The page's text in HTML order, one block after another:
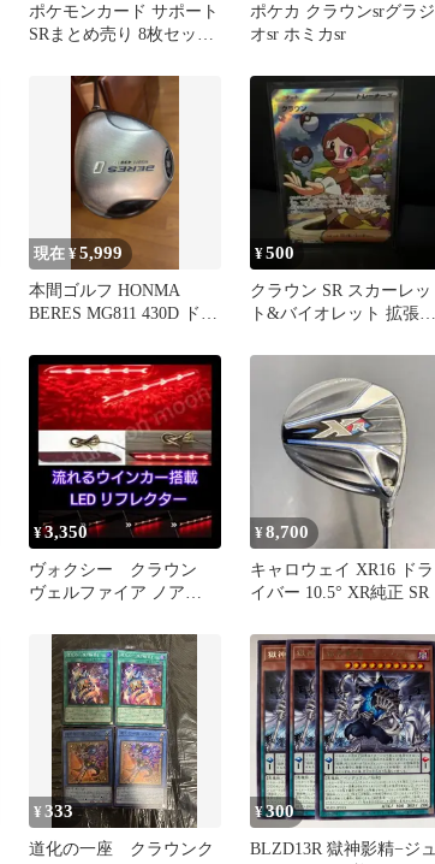
ポケモンカード サポート
SRまとめ売り 8枚セッ
ポケカ クラウンsrグラジ
オsr ホミカsr
現在 ¥5,999
本間ゴルフ HONMA
BERES MG811 430D ドラ
¥500
クラウン SR スカーレッ
ト&バイオレット 拡張パ
ラ …
¥3,350
ヴォクシー クラウン
ヴェルファイア ノア
るウインカー
¥8,700
キャロウェイ XR16 ドラ
イバー 10.5° XR純正 SR
¥333
道化の一座 クラウンク
¥300
BLZD13R 獄神影精−ジュ